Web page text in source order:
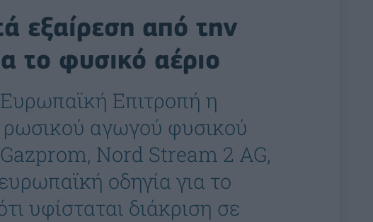
εξαίρεση από την
το φυσικό αέριο
Επιτροπή η
ρωσικού αγωγού φυσικού
Nord Stream 2 AG,
οδηγία για το
υφίσταται διάκριση σε